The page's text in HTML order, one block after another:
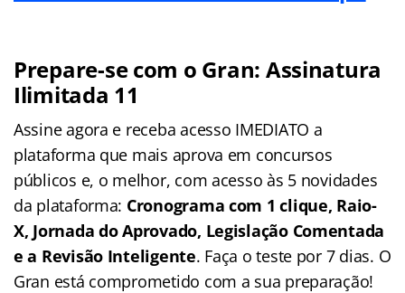
Prepare-se com o Gran: Assinatura
Ilimitada 11
Assine agora e receba acesso IMEDIATO a
plataforma que mais aprova em concursos
públicos e, o melhor, com acesso às 5 novidades
da plataforma: Cronograma com 1 clique, Raio-
X, Jornada do Aprovado, Legislação Comentada
e a Revisão Inteligente. Faça o teste por 7 dias. O
Gran está comprometido com a sua preparação!